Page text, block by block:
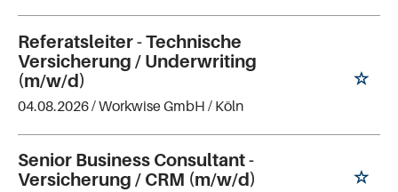
Referatsleiter - Technische
Versicherung / Underwriting
(m/w/d)
04.08.2026 /Workwise GmbH / Köln
Senior Business Consultant -
Versicherung / CRM (m/w/d)